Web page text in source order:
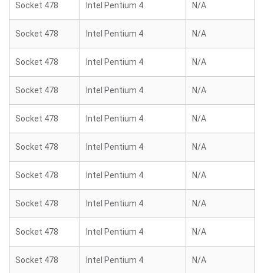
Socket 478 Intel Pentium 4 N/A
Socket 478 Intel Pentium 4 N/A
Socket 478 Intel Pentium 4 N/A
Socket 478 Intel Pentium 4 N/A
Socket 478 Intel Pentium 4 N/A
Socket 478 Intel Pentium 4 N/A
Socket 478 Intel Pentium 4 N/A
Socket 478 Intel Pentium 4 N/A
Socket 478 Intel Pentium 4 N/A
Socket 478 Intel Pentium 4 N/A